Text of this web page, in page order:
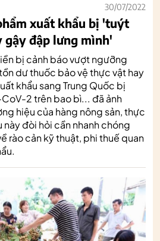
30/07/2022
xuất khẩu bị 'tuýt
đập lưng mình'
bị cảnh báo vượt ngưỡng
dư thuốc bảo vệ thực vật hay
khẩu sang Trung Quốc bị
CoV-2 trên bao bì... đã ảnh
hiệu của hàng nông sản, thực
đòi hỏi cần nhanh chóng
rào cản kỹ thuật, phi thuế quan